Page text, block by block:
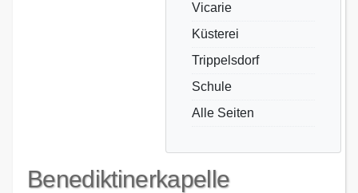
Vicarie
Küsterei
Trippelsdorf
Schule
Alle Seiten
Benediktinerkapelle